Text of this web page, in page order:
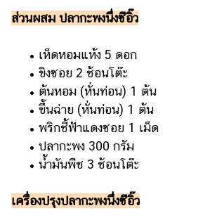
ส่วนผสม ปลากะพงนึ่งซีอิ๊ว
• เห็ดหอมแห้ง 5 ดอก
• ขิงซอย 2 ช้อนโต๊ะ
• ต้นหอม (หั่นท่อน) 1 ต้น
• ขึ้นฉ่าย (หั่นท่อน) 1 ต้น
• พริกชี้ฟ้าแดงซอย 1 เม็ด
• ปลากะพง 300 กรัม
• น้ำมันพืช 3 ช้อนโต๊ะ
เครื่องปรุงปลากะพงนึ่งซีอิ๊ว